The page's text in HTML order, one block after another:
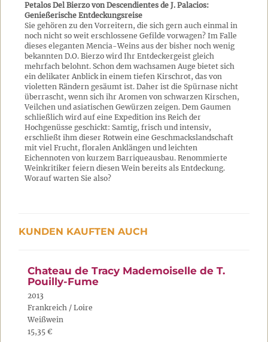
Petalos Del Bierzo von Descendientes de J. Palacios:
Genießerische Entdeckungsreise
Sie gehören zu den Vorreitern, die sich gern auch einmal in
noch nicht so weit erschlossene Gefilde vorwagen? Im Falle
dieses eleganten Mencia-Weins aus der bisher noch wenig
bekannten D.O. Bierzo wird Ihr Entdeckergeist gleich
mehrfach belohnt. Schon dem wachsamen Auge bietet sich
ein delikater Anblick in einem tiefen Kirschrot, das von
violetten Rändern gesäumt ist. Daher ist die Spürnase nicht
überrascht, wenn sich ihr Aromen von schwarzen Kirschen,
Veilchen und asiatischen Gewürzen zeigen. Dem Gaumen
schließlich wird auf eine Expedition ins Reich der
Hochgenüsse geschickt: Samtig, frisch und intensiv,
erschließt ihm dieser Rotwein eine Geschmackslandschaft
mit viel Frucht, floralen Anklängen und leichten
Eichennoten von kurzem Barriqueausbau. Renommierte
Weinkritiker feiern diesen Wein bereits als Entdeckung.
Worauf warten Sie also?
KUNDEN KAUFTEN AUCH
Chateau de Tracy Mademoiselle de T.
Pouilly-Fume
2013
Frankreich / Loire
Weißwein
15,35 €